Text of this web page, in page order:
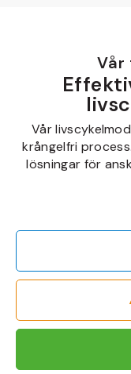
Vår
Vår
krångelfri
lösningar för